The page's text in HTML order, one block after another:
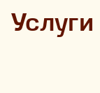
Услуги